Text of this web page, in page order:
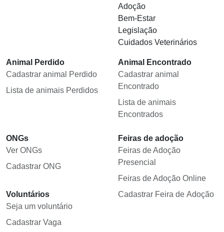
Adoção
Bem-Estar
Legislação
Cuidados Veterinários
Animal Perdido
Cadastrar animal Perdido
Lista de animais Perdidos
Animal Encontrado
Cadastrar animal
Encontrado
Lista de animais
Encontrados
ONGs
Ver ONGs
Cadastrar ONG
Voluntários
Seja um voluntário
Cadastrar Vaga
Feiras de adoção
Feiras de Adoção
Presencial
Feiras de Adoção Online
Cadastrar Feira de Adoção